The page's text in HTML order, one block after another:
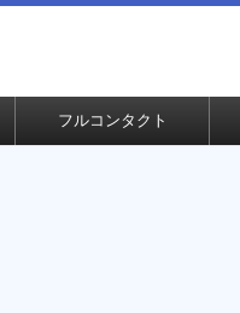
フルコンタクト